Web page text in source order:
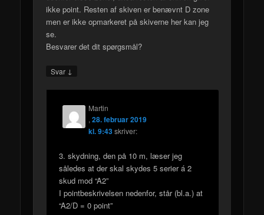
ikke point. Resten af skiven er benævnt D zone
men er ikke opmarkeret på skiverne her kan jeg
se.
Besvarer det dit spørgsmål?
Svar ↓
Martin
,28. februar 2019
kl. 9:43 skriver:
3. skydning, den på 10 m, læser jeg
således at der skal skydes 5 serier á 2
skud mod “A2”
I pointbeskrivelsen nedenfor, står (bl.a.) at
“A2/D = 0 point”